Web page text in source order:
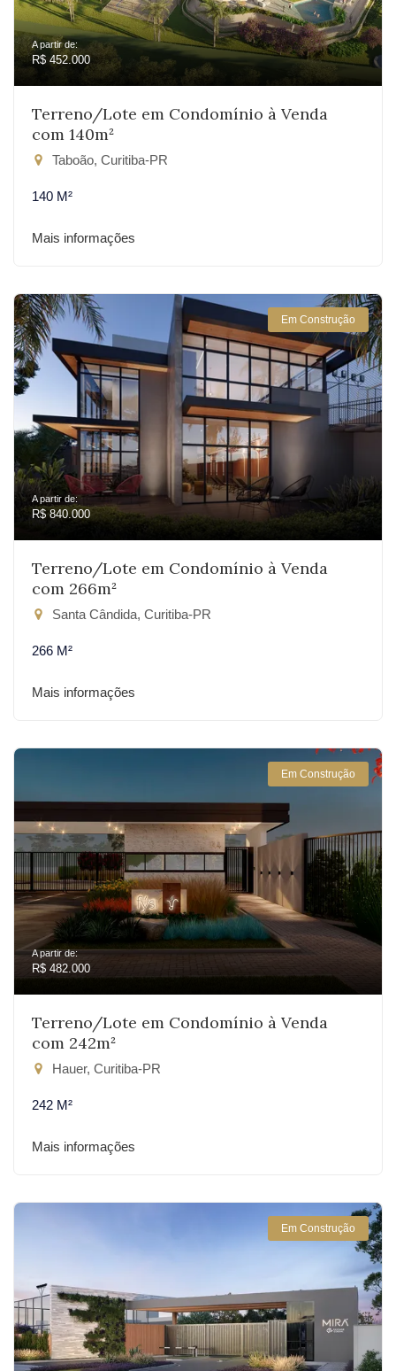
A partir de:
R$ 452.000
Terreno/Lote em Condomínio à Venda
com 140m²
Taboão, Curitiba-PR
140 M²
Mais informações
Em Construção
A partir de:
R$ 840.000
Terreno/Lote em Condomínio à Venda
com 266m²
Santa Cândida, Curitiba-PR
266 M²
Mais informações
Em Construção
A partir de:
R$ 482.000
Terreno/Lote em Condomínio à Venda
com 242m²
Hauer, Curitiba-PR
242 M²
Mais informações
Em Construção